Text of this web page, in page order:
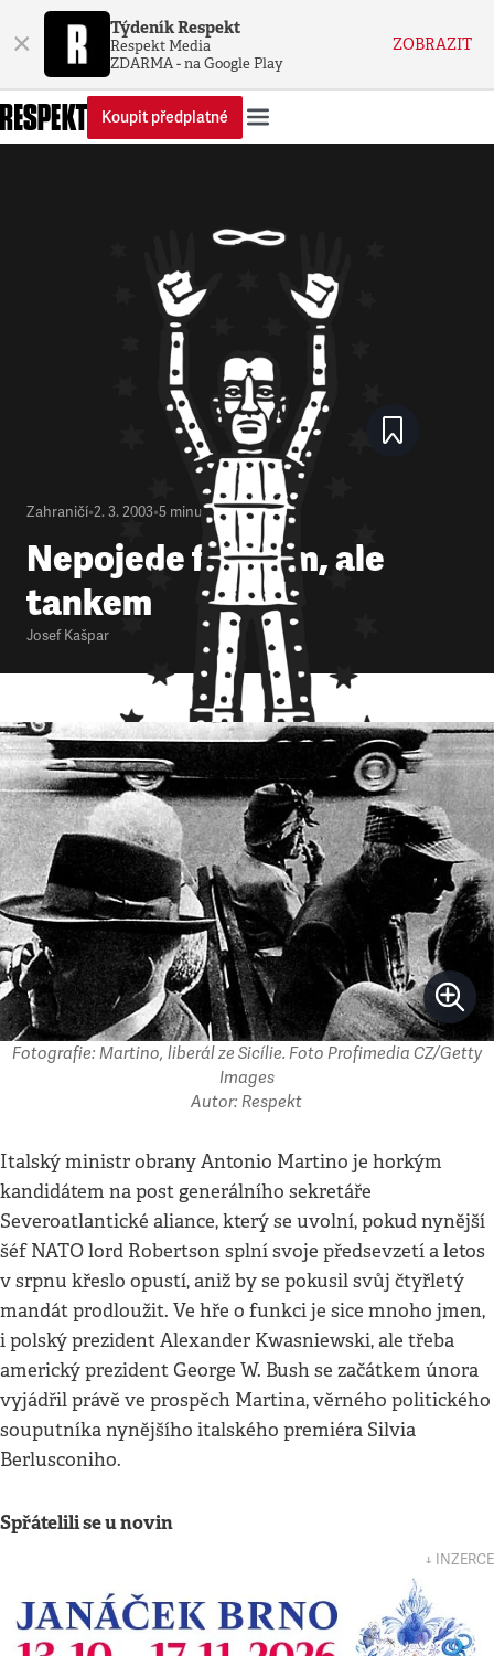
× Týdeník Respekt
Respekt Media
ZDARMA - na Google Play
ZOBRAZIT
Koupit předplatné
Zahraničí•2. 3. 2003•5 minut
Nepojede fiátkem, ale
tankem
Josef Kašpar
Fotografie: Martino, liberál ze Sicílie. Foto Profimedia CZ/Getty
Images
Autor: Respekt
Italský ministr obrany Antonio Martino je horkým
kandidátem na post generálního sekretáře
Severoatlantické aliance, který se uvolní, pokud nynější
šéf NATO lord Robertson splní svoje předsevzetí a letos
v srpnu křeslo opustí, aniž by se pokusil svůj čtyřletý
mandát prodloužit. Ve hře o funkci je sice mnoho jmen,
i polský prezident Alexander Kwasniewski, ale třeba
americký prezident George W. Bush se začátkem února
vyjádřil právě ve prospěch Martina, věrného politického
souputníka nynějšího italského premiéra Silvia
Berlusconiho.
Spřátelili se u novin
↓ INZERCE